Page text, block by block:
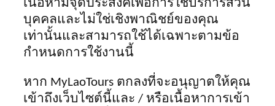
เนื้อหามีจุดประสงค์เพื่อการใช้บริการส่วน
บุคคลและไม่ใช่เชิงพาณิชย์ของคุณ
เท่านั้นและสามารถใช้ได้เฉพาะตามข้อ
กำหนดการใช้งานนี้
หาก MyLaoTours ตกลงที่จะอนุญาตให้คุณ
เข้าถึงเว็บไซต์นี้และ / หรือเนื้อหาการเข้า